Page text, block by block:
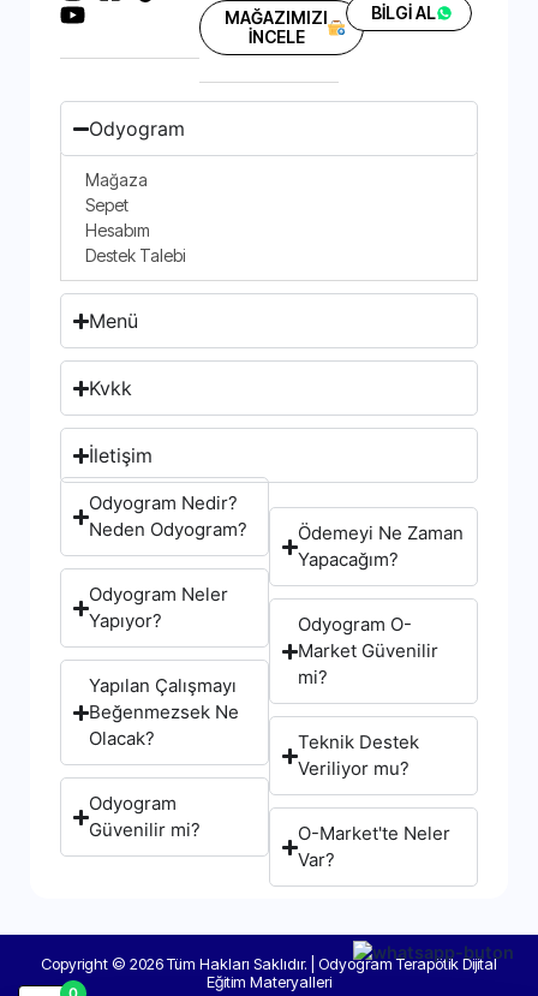
MAĞAZIMIZI
İNCELE
BİLGİ AL
Odyogram
Mağaza
Sepet
Hesabım
Destek Talebi
Menü
Kvkk
İletişim
Odyogram Nedir?
Neden Odyogram?
Odyogram Neler
Yapıyor?
Yapılan Çalışmayı
Beğenmezsek Ne
Olacak?
Odyogram
Güvenilir mi?
Ödemeyi Ne Zaman
Yapacağım?
Odyogram O-
Market Güvenilir
mi?
Teknik Destek
Veriliyor mu?
O-Market'te Neler
Var?
Copyright © 2026 Tüm Hakları Saklıdır. | Odyogram Terapötik Dijital
Eğitim Materyalleri